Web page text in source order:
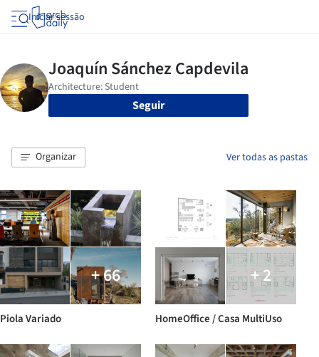
Iniciar sessão
Seguir
Organizar Ver todas as pastas
+ 66
Piola Variado
+ 2
HomeOffice / Casa MultiUso